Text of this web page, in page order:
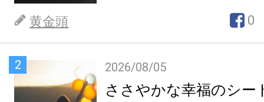
黄金頭 0
2 2026/08/05
ささやかな幸福のシー